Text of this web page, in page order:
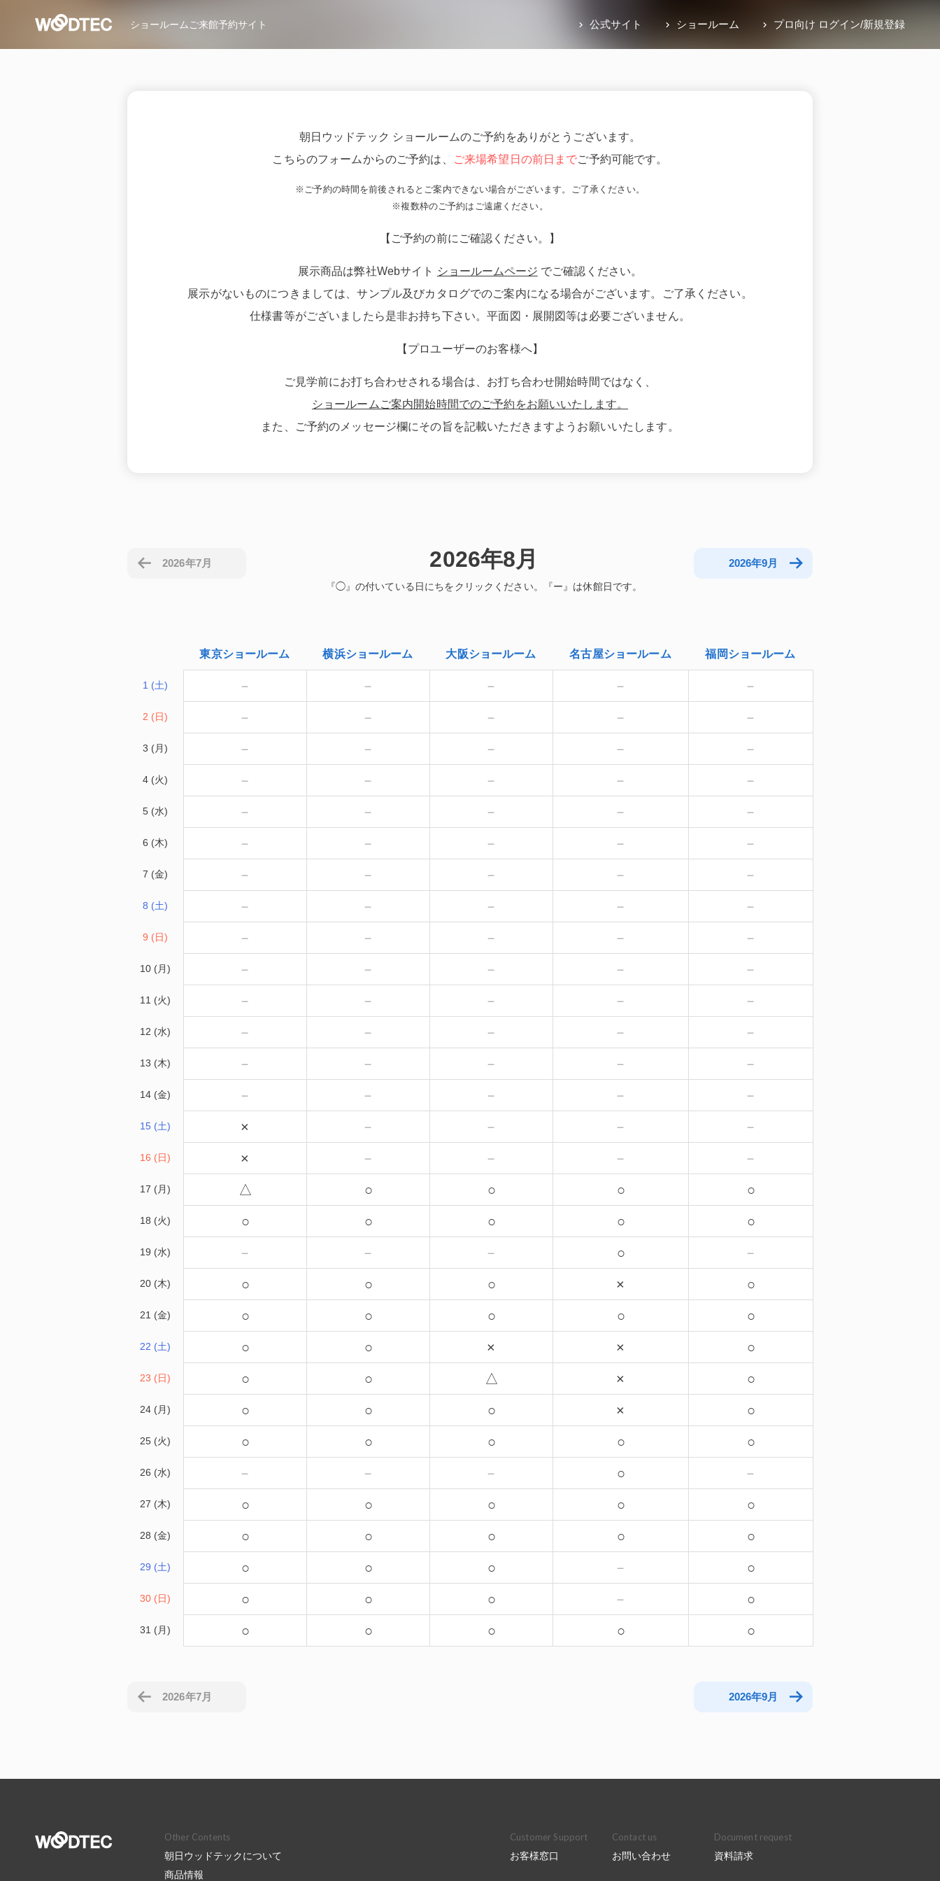
ショールーム ご来館予約サイト 公式サイト ショールーム プロ向け ログイン/新規登録
朝日ウッドテック ショールームのご予約をありがとうございます。
こちらのフォームからのご予約は、
ご来場希望日の前日までご予約可能です。
※ご予約の時間を前後されるとご案内できない場合がございます。ご了承ください。
※複数枠のご予約はご遠慮ください。
【ご予約の前にご確認ください。】
展示商品は弊社Webサイト ショールームページ でご確認ください。
展示がないものにつきましては、サンプル及びカタログでのご案内になる場合がございます。ご了承ください。
仕様書等がございましたら是非お持ち下さい。平面図・展開図等は必要ございません。
【プロユーザーのお客様へ】
ご見学前にお打ち合わせされる場合は、お打ち合わせ開始時間ではなく、
ショールームご案内開始時間でのご予約をお願いいたします。
また、ご予約のメッセージ欄にその旨を記載いただきますようお願いいたします。
2026年8月
東京ショールーム 横浜ショールーム 大阪ショールーム 名古屋ショールーム 福岡ショールーム
1 (土) － － － － －
2 (日) － － － － －
3 (月) － － － － －
4 (火) － － － － －
5 (水) － － － － －
6 (木) － － － － －
7 (金) － － － － －
8 (土) － － － － －
9 (日) － － － － －
10 (月) － － － － －
11 (火) － － － － －
12 (水) － － － － －
13 (木) － － － － －
14 (金) － － － － －
15 (土) × － － － －
16 (日) × － － － －
17 (月) △ ○ ○ ○ ○
18 (火) ○ ○ ○ ○ ○
19 (水) － － － ○ －
20 (木) ○ ○ ○ × ○
21 (金) ○ ○ ○ ○ ○
22 (土) ○ ○ × × ○
23 (日) ○ ○ △ × ○
24 (月) ○ ○ ○ × ○
25 (火) ○ ○ ○ ○ ○
26 (水) － － － ○ －
27 (木) ○ ○ ○ ○ ○
28 (金) ○ ○ ○ ○ ○
29 (土) ○ ○ ○ － ○
30 (日) ○ ○ ○ － ○
31 (月) ○ ○ ○ ○ ○
2026年7月 2026年9月
2026年7月 2026年9月
Other Contents
朝日ウッドテックについて
商品情報
Customer Support
お客様窓口
Contact us
お問い合わせ
Document request
資料請求